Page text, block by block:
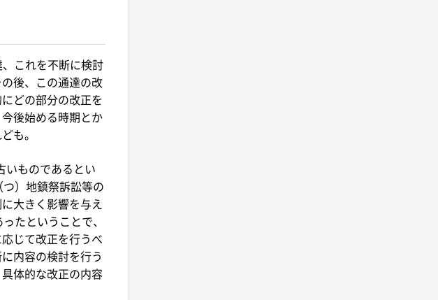
これを不断に検討
後、この通達の改
どの部分の改正を
後始める時期とか
も。
いものであるとい
）地鎮祭訴訟等の
大きく影響を与え
たということで、
じて改正を行うべ
内容の検討を行う
体的な改正の内容